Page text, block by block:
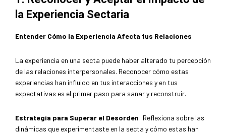
la Experiencia Sectaria
Entender Cómo la Experiencia Afecta tus Relaciones
La experiencia en una secta puede haber alterado tu percepción
de las relaciones interpersonales. Reconocer cómo estas
experiencias han influido en tus interacciones y en tus
expectativas es el primer paso para sanar y reconstruir.
Estrategia para Superar el Desorden: Reflexiona sobre las
dinámicas que experimentaste en la secta y cómo estas han